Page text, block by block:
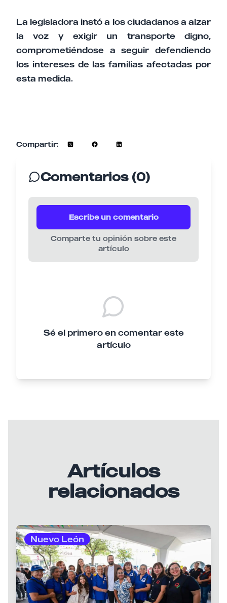
La legisladora instó a los ciudadanos a alzar
la voz y exigir un transporte digno,
comprometiéndose a seguir defendiendo
los intereses de las familias afectadas por
esta medida.
Compartir:
Comentarios (0)
Escribe un comentario
Comparte tu opinión sobre este
artículo
Sé el primero en comentar este
artículo
Artículos
relacionados
Nuevo León